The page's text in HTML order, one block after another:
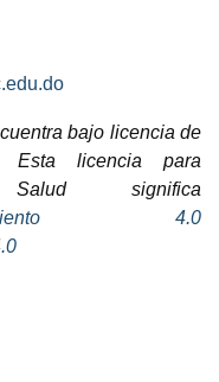
bajo licencia de
Esta licencia para
significa
4.0